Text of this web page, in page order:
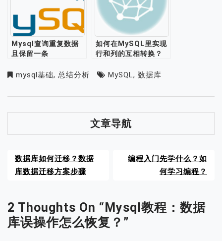
Mysql查询重复数据
且保留一条
如何在MySQL里实现
行和列的互相转换？
mysql基础, 总结分析 MySQL, 数据库
文章导航
数据库如何迁移？数据
库数据迁移方案步骤
编程入门先学什么？如
何学习编程？
2 Thoughts On “ Mysql教程：数据
库误操作怎么恢复？ ”